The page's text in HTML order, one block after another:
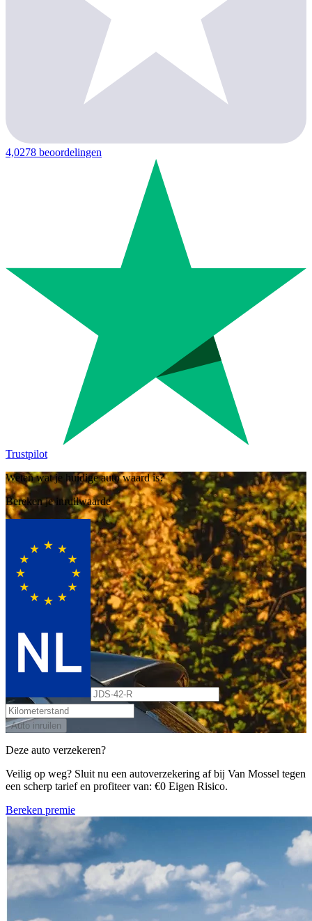
4,0278 beoordelingen
Trustpilot
Weten wat je huidige auto waard is?
Bereken je inruilwaarde
Auto inruilen
Deze auto verzekeren?
Veilig op weg? Sluit nu een autoverzekering af bij Van Mossel tegen
een scherp tarief en profiteer van: €0 Eigen Risico.
Bereken premie